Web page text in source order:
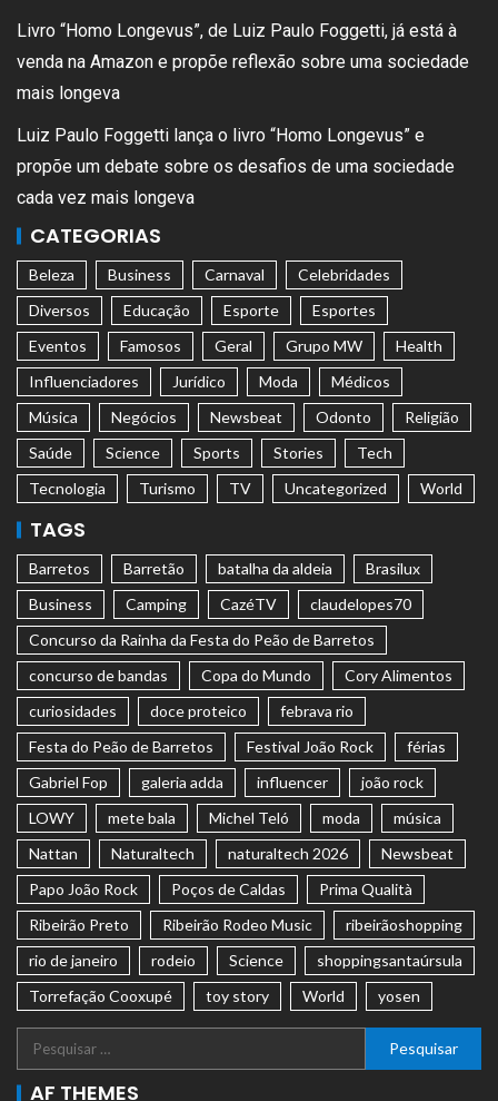
Livro “Homo Longevus”, de Luiz Paulo Foggetti, já está à
venda na Amazon e propõe reflexão sobre uma sociedade
mais longeva
Luiz Paulo Foggetti lança o livro “Homo Longevus” e
propõe um debate sobre os desafios de uma sociedade
cada vez mais longeva
CATEGORIAS
Beleza Business Carnaval
Celebridades
Diversos
Educação Esporte
Esportes
Eventos
Famosos Geral Grupo MW
Health
Influenciadores
Jurídico Moda
Médicos
Música
Negócios Newsbeat Odonto
Religião
Saúde
Science Sports Stories
Tech
Tecnologia
Turismo TV Uncategorized World
TAGS
Barretos Barretão batalha da aldeia
Brasilux
Business
Camping CazéTV
claudelopes70
Concurso da Rainha da Festa do Peão de Barretos
concurso de bandas
Copa do Mundo
Cory Alimentos
curiosidades
doce proteico
febrava rio
Festa do Peão de Barretos
Festival João Rock
férias
Gabriel Fop
galeria adda influencer
joão rock
LOWY
mete bala Michel Teló moda
música
Nattan
Naturaltech naturaltech 2026
Newsbeat
Papo João Rock
Poços de Caldas
Prima Qualità
Ribeirão Preto
Ribeirão Rodeo Music
ribeirãoshopping
rio de janeiro
rodeio Science
shoppingsantaúrsula
Torrefação Cooxupé
toy story World yosen
AF THEMES